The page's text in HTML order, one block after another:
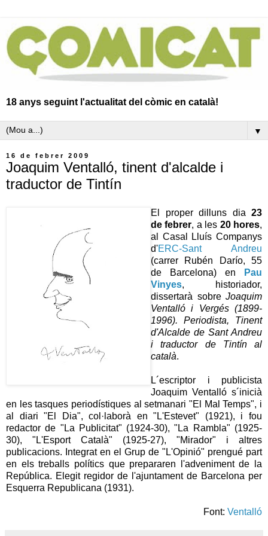
18 anys seguint l'actualitat del còmic en català!
▼
16 de febrer 2009
Joaquim Ventalló, tinent d'alcalde i
traductor de Tintín
El proper dilluns dia 23
de febrer, a les 20 hores,
al Casal Lluís Companys
d'ERC-Sant Andreu
(carrer Rubén Darío, 55
de Barcelona) en
Pau
Vinyes, historiador,
dissertarà sobre Joaquim
Ventalló i Vergés (1899-
1996). Periodista, Tinent
d'Alcalde de Sant Andreu
i traductor de Tintín al
català.
L´escriptor i publicista
Joaquim Ventalló s´inicià
en les tasques periodístiques al setmanari "El Mal Temps", i
al diari "El Dia", col·laborà en "L'Estevet" (1921), i fou
redactor de "La Publicitat" (1924-30), "La Rambla" (1925-
30), "L'Esport Català" (1925-27), "Mirador" i altres
publicacions. Integrat en el Grup de "L'Opinió" prengué part
en els treballs polítics que prepararen l'adveniment de la
República. Elegit regidor de l'ajuntament de Barcelona per
Esquerra Republicana (1931).
Font: Ventalló